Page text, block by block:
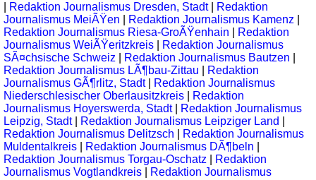
Redaktion Journalismus Dresden, Stadt|
Redaktion
Journalismus MeiÃŸen
Redaktion Journalismus Kamenz
Redaktion Journalismus Riesa-GroÃŸenhain
Redaktion
Journalismus WeiÃŸeritzkreis
Redaktion Journalismus
SÃ¤chsische Schweiz
Redaktion Journalismus Bautzen
Redaktion Journalismus LÃ¶bau-Zittau
Redaktion
Journalismus GÃ¶rlitz, Stadt|
Redaktion Journalismus
Niederschlesischer Oberlausitzkreis
Redaktion
Journalismus Hoyerswerda, Stadt|
Redaktion Journalismus
Leipzig, Stadt| Redaktion Journalismus Leipziger Land
Redaktion Journalismus Delitzsch
Redaktion Journalismus
Muldentalkreis
Redaktion Journalismus DÃ¶beln
Redaktion Journalismus Torgau-Oschatz
Redaktion
Journalismus Vogtlandkreis
Redaktion Journalismus